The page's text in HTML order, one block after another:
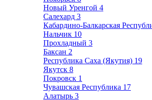
Новый Уренгой 4
Салехард 3
Кабардино-Балкарская
Нальчик 10
Прохладный 3
Баксан 2
Республика Саха (Якутия) 19
Якутск 8
Покровск 1
Чувашская Республика 17
Алатырь 3